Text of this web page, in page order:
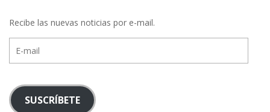
Recibe las nuevas noticias por e-mail.
mail
SUSCRÍBETE